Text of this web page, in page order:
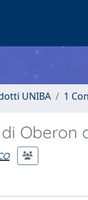
UNIBA 1
di